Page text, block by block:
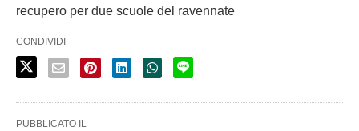
recupero per due scuole del ravennate
CONDIVIDI
PUBBLICATO IL